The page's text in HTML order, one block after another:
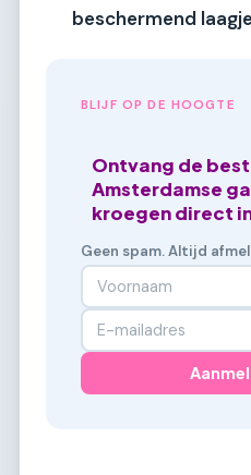
beschermend
BLIJF OP DE HOOGTE
Ontvang de
Amsterdamse
kroegen direct
Geen spam. Altijd